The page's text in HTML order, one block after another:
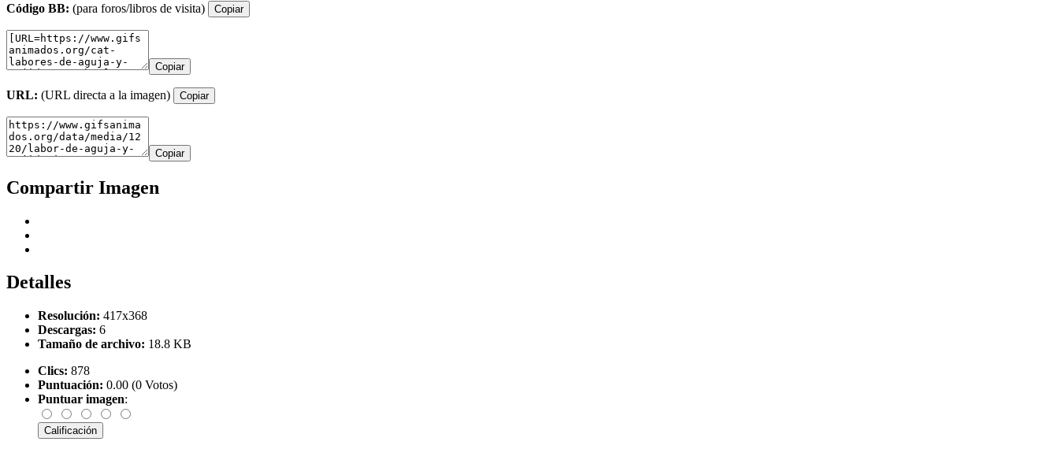
Código BB: (para foros/libros de visita) Copiar
Copiar
URL: (URL directa a la imagen) Copiar
Copiar
Compartir Imagen
Detalles
Resolución: 417x368
Descargas: 6
Tamaño de archivo: 18.8 KB
Clics: 878
Puntuación: 0.00 (0 Votos)
Puntuar imagen: